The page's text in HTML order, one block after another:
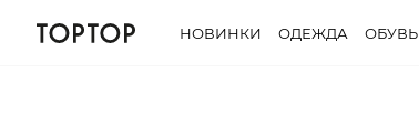
НОВИНКИ ОДЕЖДА ОБУВЬ